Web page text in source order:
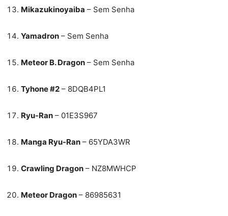
Mikazukinoyaiba – Sem Senha
Yamadron – Sem Senha
Meteor B. Dragon – Sem Senha
Tyhone #2 – 8DQB4PL1
Ryu-Ran – 01E3S967
Manga Ryu-Ran – 65YDA3WR
Crawling Dragon – NZ8MWHCP
Meteor Dragon – 86985631